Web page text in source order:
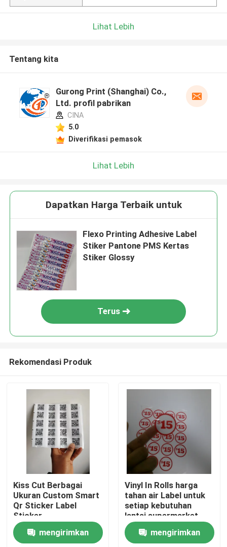
Lihat Lebih
Tentang kita
Gurong Print (Shanghai) Co.,
Ltd. profil pabrikan
CINA
5.0
Diverifikasi pemasok
Lihat Lebih
Dapatkan Harga Terbaik untuk
Flexo Printing Adhesive Label
Stiker Pantone PMS Kertas
Stiker Glossy
Terus
Rekomendasi Produk
Kiss Cut Berbagai
Ukuran Custom Smart
Qr Sticker Label
Sticker
mengirimkan
Vinyl In Rolls harga
tahan air Label untuk
setiap kebutuhan
lantai,supermarket
mengirimkan